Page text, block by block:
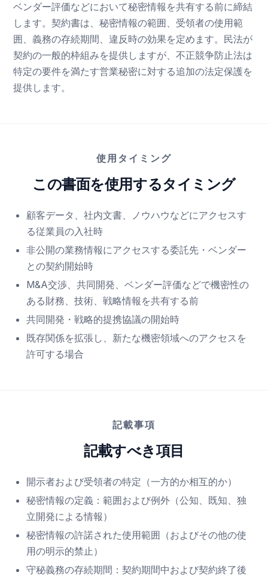
ベンダー評価などにおいて秘密情報を共有する前に締結
します。契約書は、秘密情報の範囲、受領者の使用範
囲、義務の存続期間、違反時の効果を定めます。民法が
契約の一般的枠組みを提供しますが、不正競争防止法は
特定の要件を満たす営業秘密に対する追加の法定保護を
提供します。
使用タイミング
この書面を使用するタイミング
顧客データ、社内文書、ノウハウなどにアクセスす
る従業員の入社時
非公開の業務情報にアクセスする委託先・ベンダー
との契約開始時
M&A交渉、共同開発、ベンダー評価などで機密性の
ある財務、技術、戦略情報を共有する前
共同開発・戦略的提携協議の開始時
既存関係を拡張し、新たな機密領域へのアクセスを
許可する場合
記載事項
記載すべき項目
開示者および受領者の特定（一方的か相互的か）
秘密情報の定義：範囲および例外（公知、既知、独
立開発による情報）
秘密情報の許諾された使用範囲（およびその他の使
用の明示的禁止）
守秘義務の存続期間：契約期間中および契約終了後